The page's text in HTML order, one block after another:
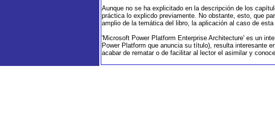
Aunque no se ha explicitado en la descripción de los
práctica lo explicdo previamente. No obstante, esto, que
amplio de la temática del libro, la aplicación al caso de
'Microsoft Power Platform Enterprise Architecture' es un
Power Platform que anuncia su título), resulta interesante
acabar de rematar o de facilitar al lector el asimilar y